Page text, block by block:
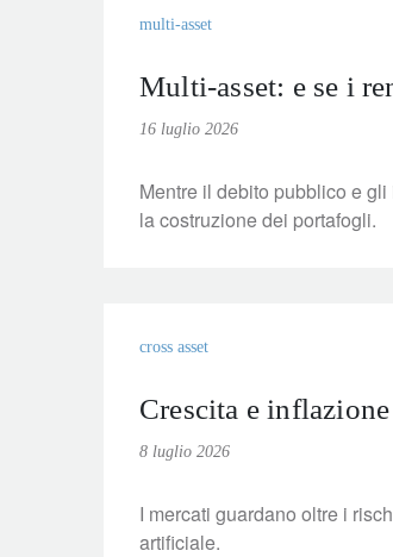
multi-asset
Multi-asset: e se i
16 luglio 2026
Mentre il debito pubblico e
la costruzione dei portafogli.
cross asset
Crescita e
8 luglio 2026
I mercati guardano oltre i
artificiale.